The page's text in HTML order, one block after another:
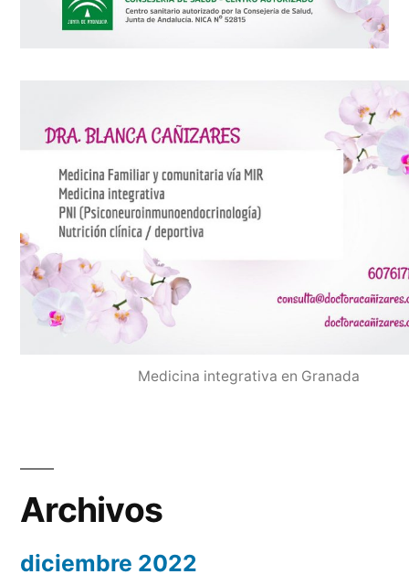
Medicina integrativa en Granada
Archivos
diciembre 2022